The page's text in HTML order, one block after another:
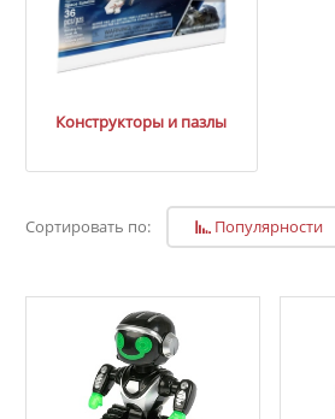
Конструкторы и пазлы
Сортировать по: Популярности